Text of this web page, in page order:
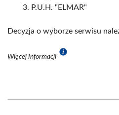
P.U.H. "ELMAR"
Decyzja o wyborze serwisu
Więcej Informacji